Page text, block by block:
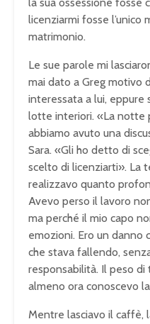
licenziarmi fosse l’unico
matrimonio.
Le sue parole mi
mai dato a Greg motivo
interessata a lui, eppure
lotte interiori. «La notte
abbiamo avuto una
Sara. «Gli ho detto di
scelto di licenziarti». La
realizzavo quanto
Avevo perso il lavoro
ma perché il mio capo
emozioni. Ero un danno
che stava fallendo,
responsabilità. Il peso di
almeno ora conoscevo
Mentre lasciavo il caffè,